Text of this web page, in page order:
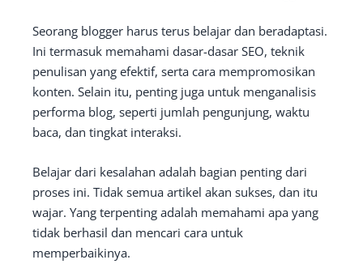
Seorang blogger harus terus belajar dan beradaptasi.
Ini termasuk memahami dasar-dasar SEO, teknik
penulisan yang efektif, serta cara mempromosikan
konten. Selain itu, penting juga untuk menganalisis
performa blog, seperti jumlah pengunjung, waktu
baca, dan tingkat interaksi.
Belajar dari kesalahan adalah bagian penting dari
proses ini. Tidak semua artikel akan sukses, dan itu
wajar. Yang terpenting adalah memahami apa yang
tidak berhasil dan mencari cara untuk
memperbaikinya.